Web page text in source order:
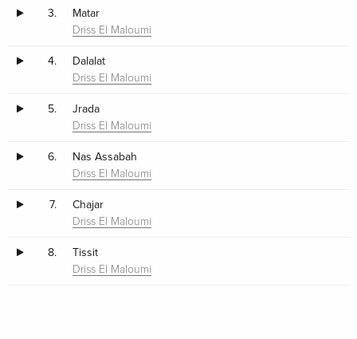
3. Matar
Driss El Maloumi
4. Dalalat
Driss El Maloumi
5. Jrada
Driss El Maloumi
6. Nas Assabah
Driss El Maloumi
7. Chajar
Driss El Maloumi
8. Tissit
Driss El Maloumi